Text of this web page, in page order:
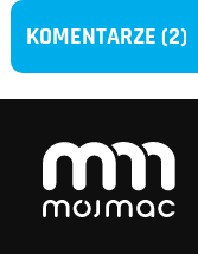
KOMENTARZE (2)